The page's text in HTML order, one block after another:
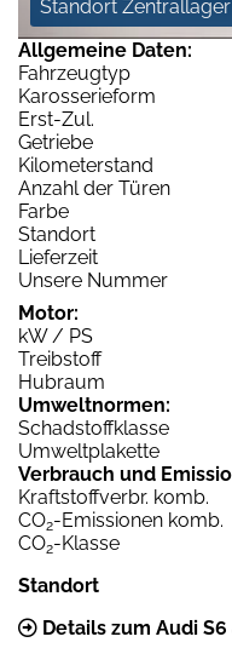
Standort Zentrallager
Allgemeine Daten:
Fahrzeugtyp
Karosserieform
Erst-Zul.
Getriebe
Kilometerstand
Anzahl der Türen
Farbe
Standort
Lieferzeit
Unsere Nummer
Motor:
kW / PS
Treibstoff
Hubraum
Umweltnormen:
Schadstoffklasse
Umweltplakette
Verbrauch und
Kraftstoffverbr. komb.
CO2-Emissionen komb.
CO2-Klasse
Standort
Details zum Audi